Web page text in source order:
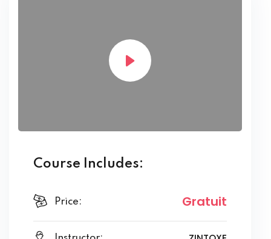
Course Includes:
Price: Gratuit